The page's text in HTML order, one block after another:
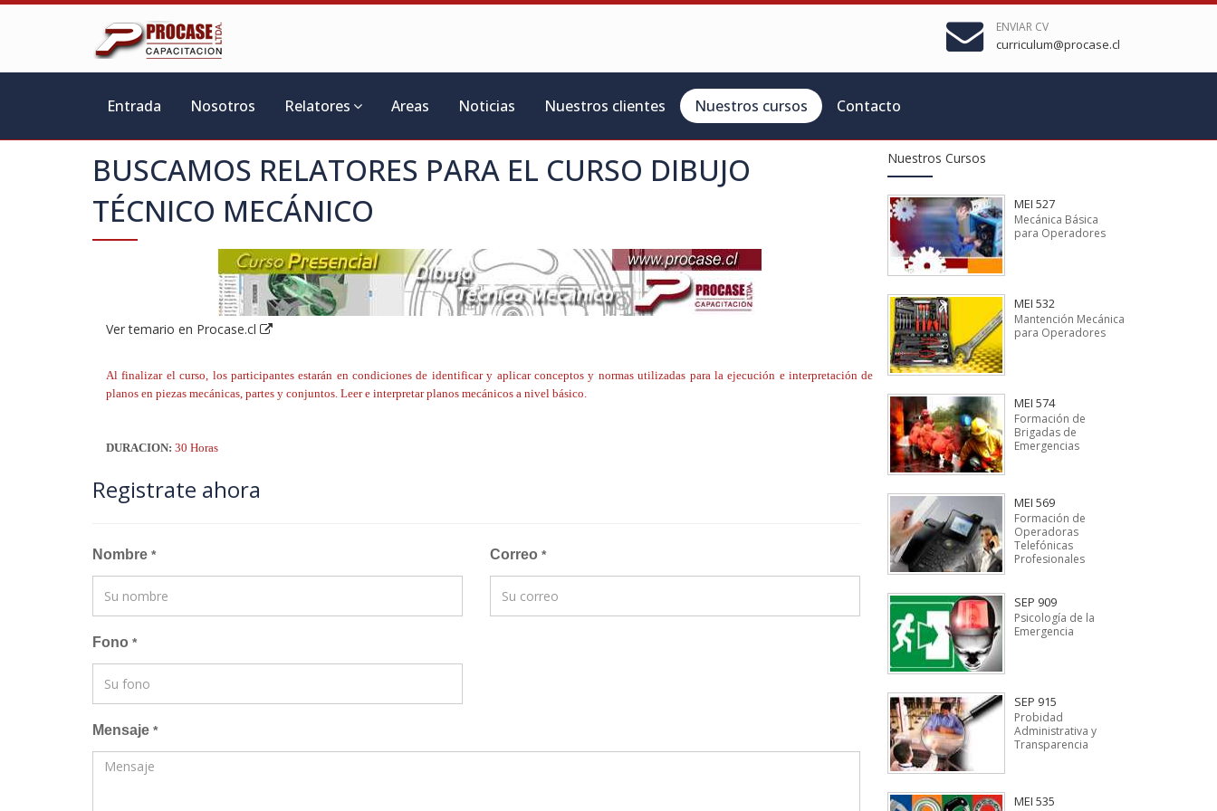
ENVIAR CV
curriculum@procase.cl
Entrada Nosotros Relatores Areas Noticias Nuestros clientes Nuestros cursos Contacto
BUSCAMOS RELATORES PARA EL CURSO DIBUJO
TÉCNICO MECÁNICO
Ver temario en Procase.cl
Al finalizar el curso, los participantes estarán en condiciones de identificar y aplicar conceptos y normas utilizadas para la ejecución e interpretación de
planos en piezas mecánicas, partes y conjuntos. Leer e interpretar planos mecánicos a nivel básico.
DURACION: 30 Horas
Registrate ahora
Nombre * Correo *
Fono *
Mensaje *
Nuestros Cursos
MEI 527
Mecánica Básica
para Operadores
MEI 532
Mantención Mecánica
para Operadores
MEI 574
Formación de
Brigadas de
Emergencias
MEI 569
Formación de
Operadoras
Telefónicas
Profesionales
SEP 909
Psicología de la
Emergencia
SEP 915
Probidad
Administrativa y
Transparencia
MEI 535